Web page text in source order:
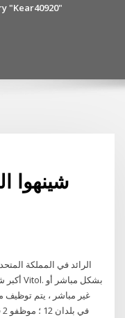
"Kear40920"